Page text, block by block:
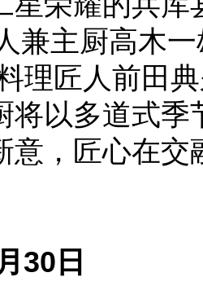
兼主厨高木
理匠人前田
将以多道式
意，匠心在交
30日